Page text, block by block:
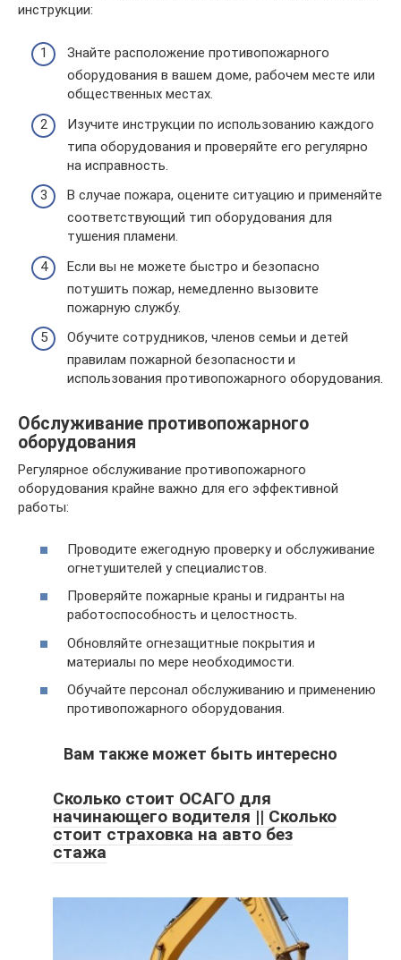
инструкции:
Знайте расположение противопожарного
оборудования в вашем доме, рабочем месте или
общественных местах.
Изучите инструкции по использованию каждого
типа оборудования и проверяйте его регулярно
на исправность.
В случае пожара, оцените ситуацию и применяйте
соответствующий тип оборудования для
тушения пламени.
Если вы не можете быстро и безопасно
потушить пожар, немедленно вызовите
пожарную службу.
Обучите сотрудников, членов семьи и детей
правилам пожарной безопасности и
использования противопожарного оборудования.
Обслуживание противопожарного
оборудования
Регулярное обслуживание противопожарного
оборудования крайне важно для его эффективной
работы:
Проводите ежегодную проверку и обслуживание
огнетушителей у специалистов.
Проверяйте пожарные краны и гидранты на
работоспособность и целостность.
Обновляйте огнезащитные покрытия и
материалы по мере необходимости.
Обучайте персонал обслуживанию и применению
противопожарного оборудования.
Вам также может быть интересно
Сколько стоит ОСАГО для
начинающего водителя || Сколько
стоит страховка на авто без
стажа